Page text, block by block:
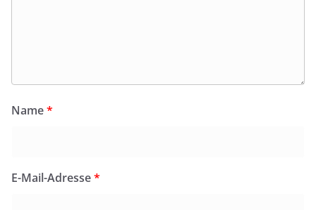
Name*
E-Mail-Adresse*